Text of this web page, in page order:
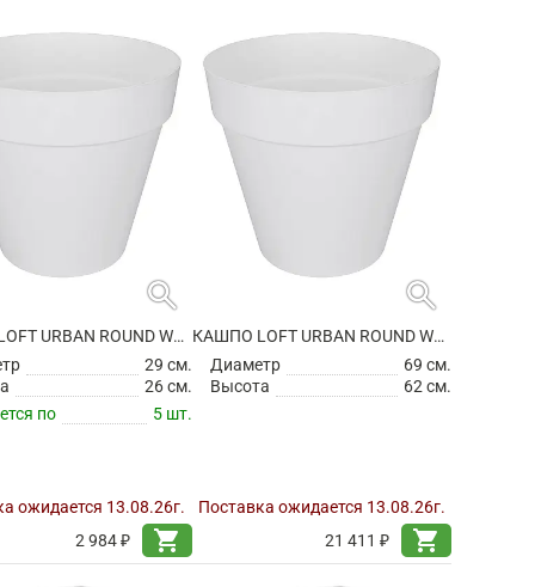
search
КАШПО LOFT URBAN ROUND WHITE
29 см.
26 см.
по
5 шт.
ожидается 13.08.26г.
2 984 ₽
shopping_cart
search
КАШПО LOFT URBAN ROUND WHITE
Диаметр
69 см.
Высота
62 см.
Поставка ожидается 13.08.26г.
21 411 ₽
shopping_cart